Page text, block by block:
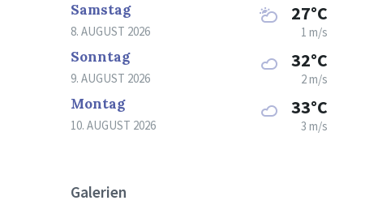
Samstag
8. AUGUST 2026
27°C
1 m/s
Sonntag
9. AUGUST 2026
32°C
2 m/s
Montag
10. AUGUST 2026
33°C
3 m/s
Galerien